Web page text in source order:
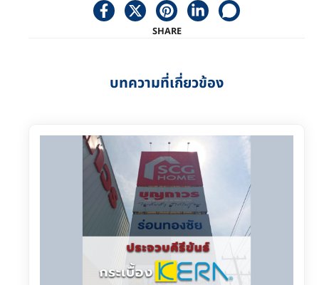
SHARE
บทความที่เกี่ยวข้อง